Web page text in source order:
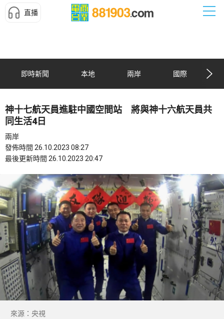
直播
即時新聞 本地 兩岸 國際
神十七航天員進駐中國空間站 將與神十六航天員共
同生活4日
兩岸
發佈時間 26.10.2023 08:27
最後更新時間 26.10.2023 20:47
來源：央視